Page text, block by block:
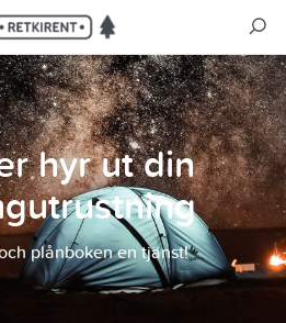
hyr ut din
plånboken en tjänst!